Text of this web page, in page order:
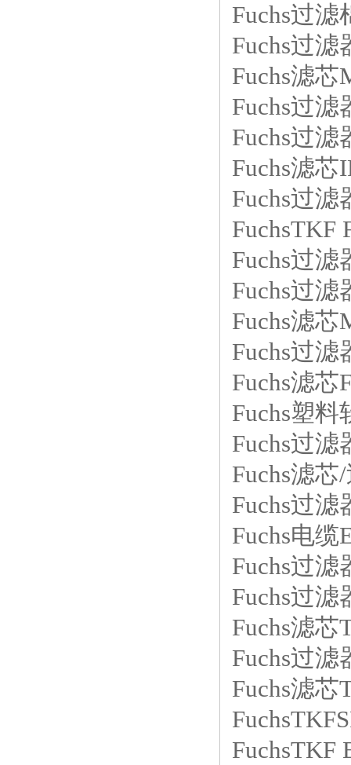
Fuchs过滤
Fuchs过滤
Fuchs滤芯
Fuchs过滤
Fuchs过滤
Fuchs滤芯
Fuchs过滤
FuchsTKF
Fuchs过滤
Fuchs过滤
Fuchs滤芯
Fuchs过滤
Fuchs滤芯
Fuchs塑料
Fuchs过滤
Fuchs滤芯
Fuchs过滤
Fuchs电缆
Fuchs过滤
Fuchs过滤
Fuchs滤芯
Fuchs过滤
Fuchs滤芯
FuchsTKF